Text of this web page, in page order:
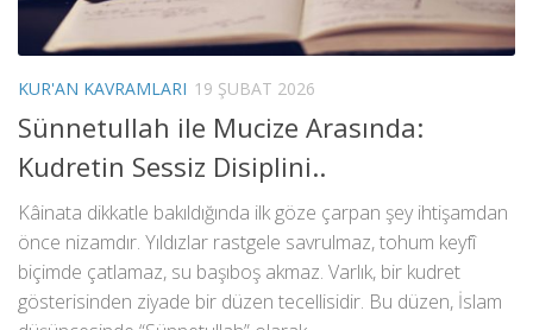
KUR'AN KAVRAMLARI 19 ŞUBAT 2026
Sünnetullah ile Mucize Arasında:
Kudretin Sessiz Disiplini..
Kâinata dikkatle bakıldığında ilk göze çarpan şey ihtişamdan
önce nizamdır. Yıldızlar rastgele savrulmaz, tohum keyfî
biçimde çatlamaz, su başıboş akmaz. Varlık, bir kudret
gösterisinden ziyade bir düzen tecellisidir. Bu düzen, İslam